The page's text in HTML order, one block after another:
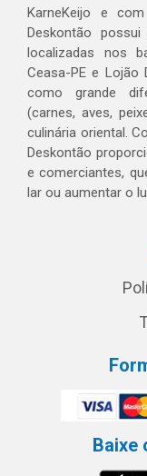
KarneKeijo e
Deskontão
localizadas nos
Ceasa-PE e Lojão
como grande
(carnes, aves,
culinária oriental.
Deskontão
e comerciantes,
lar ou aumentar o
Baixe